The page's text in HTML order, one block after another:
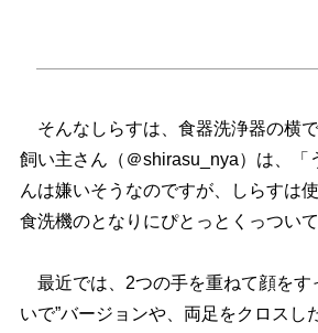
そんなしらすは、食器洗浄器の横で
飼い主さん（＠shirasu_nya）は、「
んは嫌いそうなのですが、しらすは
食洗機のとなりにぴとっとくっつい
最近では、2つの手を重ねて顔をす
いで”バージョンや、両足をクロスし